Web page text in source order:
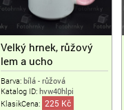
Velký hrnek, růžový
lem a ucho
Barva: bílá - růžová
Katalog ID: hvw40hlpi
KlasikCena: 225 Kč